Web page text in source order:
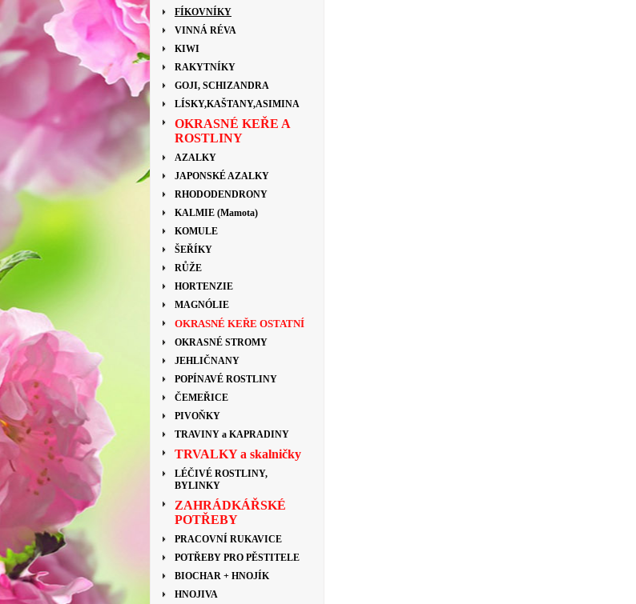
FÍKOVNÍKY
VINNÁ RÉVA
KIWI
RAKYTNÍKY
GOJI, SCHIZANDRA
LÍSKY,KAŠTANY,ASIMINA
OKRASNÉ KEŘE A
ROSTLINY
AZALKY
JAPONSKÉ AZALKY
RHODODENDRONY
KALMIE (Mamota)
KOMULE
ŠEŘÍKY
RŮŽE
HORTENZIE
MAGNÓLIE
OKRASNÉ KEŘE OSTATNÍ
OKRASNÉ STROMY
JEHLIČNANY
POPÍNAVÉ ROSTLINY
ČEMEŘICE
PIVOŇKY
TRAVINY a KAPRADINY
TRVALKY a skalničky
LÉČIVÉ ROSTLINY,
BYLINKY
ZAHRÁDKÁŘSKÉ
POTŘEBY
PRACOVNÍ RUKAVICE
POTŘEBY PRO PĚSTITELE
BIOCHAR + HNOJÍK
HNOJIVA